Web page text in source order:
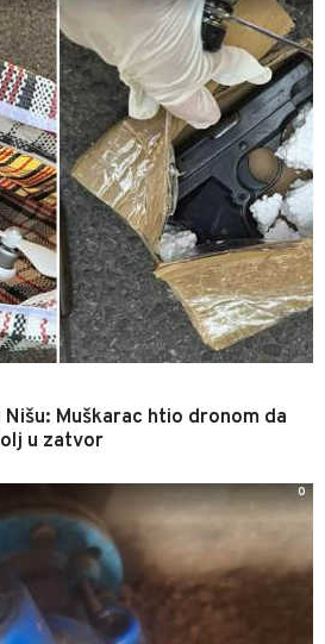
Muškarac htio dronom da
u zatvor
0